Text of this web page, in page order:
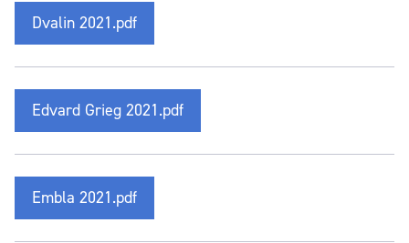
Dvalin 2021.pdf
Edvard Grieg 2021.pdf
Embla 2021.pdf